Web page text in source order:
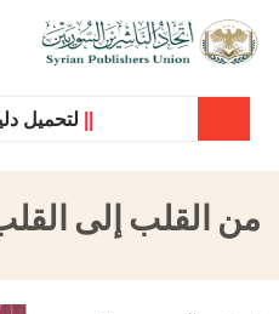
لتحميل
من القلب إلى